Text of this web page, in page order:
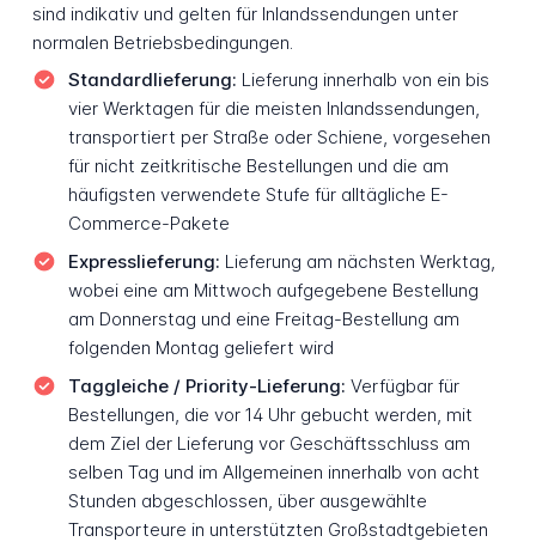
sind indikativ und gelten für Inlandssendungen unter
normalen Betriebsbedingungen.
Standardlieferung: Lieferung innerhalb von ein bis
vier Werktagen für die meisten Inlandssendungen,
transportiert per Straße oder Schiene, vorgesehen
für nicht zeitkritische Bestellungen und die am
häufigsten verwendete Stufe für alltägliche E-
Commerce-Pakete
Expresslieferung: Lieferung am nächsten Werktag,
wobei eine am Mittwoch aufgegebene Bestellung
am Donnerstag und eine Freitag-Bestellung am
folgenden Montag geliefert wird
Taggleiche / Priority-Lieferung: Verfügbar für
Bestellungen, die vor 14 Uhr gebucht werden, mit
dem Ziel der Lieferung vor Geschäftsschluss am
selben Tag und im Allgemeinen innerhalb von acht
Stunden abgeschlossen, über ausgewählte
Transporteure in unterstützten Großstadtgebieten